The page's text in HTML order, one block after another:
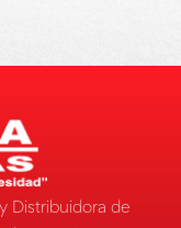
Distribuidora de